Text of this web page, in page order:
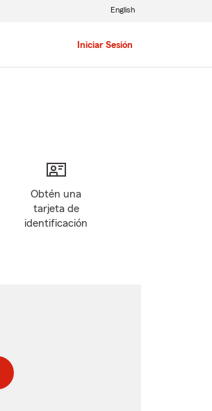
Iniciar Sesión
English
Obtén una
tarjeta de
identificación